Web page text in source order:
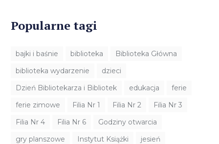
Popularne tagi
bajki i baśnie biblioteka
Biblioteka Główna
biblioteka wydarzenie
dzieci
Dzień Bibliotekarza i Bibliotek
edukacja
ferie
ferie zimowe
Filia Nr 1 Filia Nr 2
Filia Nr 3
Filia Nr 4
Filia Nr 6
Godziny otwarcia
gry planszowe
Instytut Książki
jesień